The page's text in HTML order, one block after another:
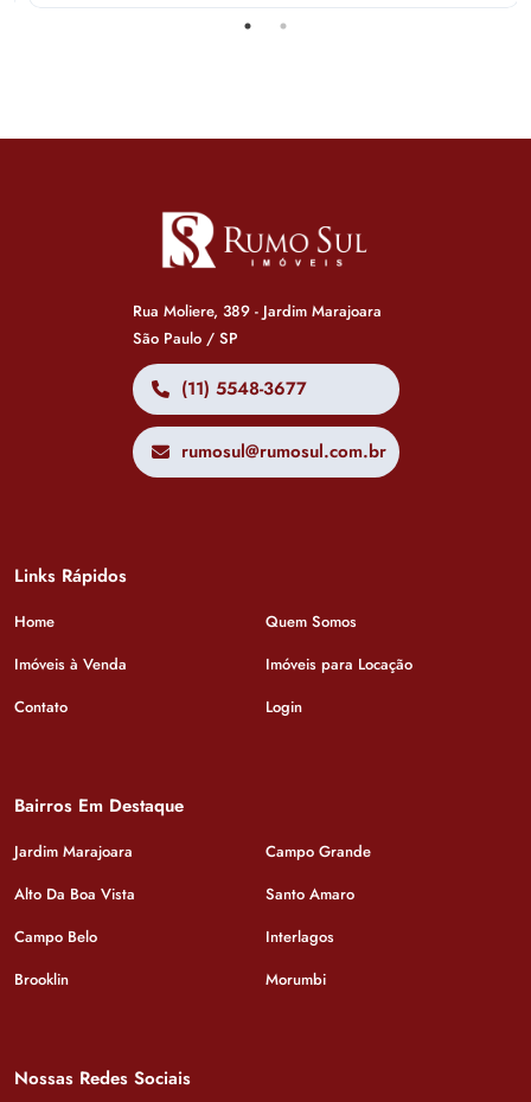
Rua Moliere, 389 - Jardim Marajoara
São Paulo / SP
(11) 5548-3677
rumosul@rumosul.com.br
Links Rápidos
Home
Quem Somos
Imóveis à Venda
Imóveis para Locação
Contato
Login
Bairros Em Destaque
Jardim Marajoara
Campo Grande
Alto Da Boa Vista
Santo Amaro
Campo Belo
Interlagos
Brooklin
Morumbi
Nossas Redes Sociais